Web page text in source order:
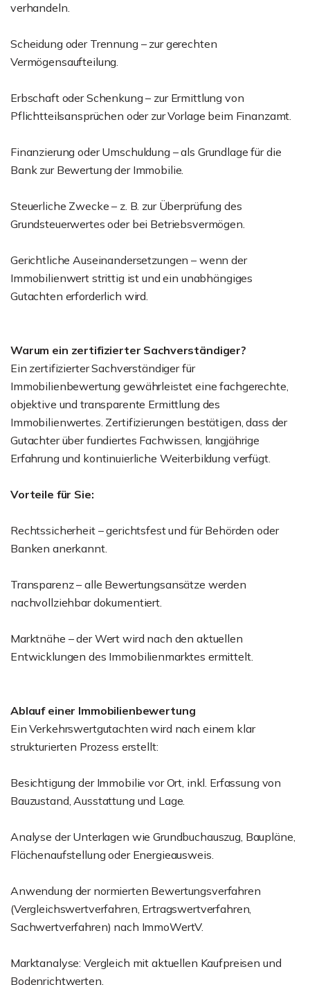
verhandeln.
Scheidung oder Trennung – zur gerechten
Vermögensaufteilung.
Erbschaft oder Schenkung – zur Ermittlung von
Pflichtteilsansprüchen oder zur Vorlage beim Finanzamt.
Finanzierung oder Umschuldung – als Grundlage für die
Bank zur Bewertung der Immobilie.
Steuerliche Zwecke – z. B. zur Überprüfung des
Grundsteuerwertes oder bei Betriebsvermögen.
Gerichtliche Auseinandersetzungen – wenn der
Immobilienwert strittig ist und ein unabhängiges
Gutachten erforderlich wird.
Warum ein zertifizierter Sachverständiger?
Ein zertifizierter Sachverständiger für
Immobilienbewertung gewährleistet eine fachgerechte,
objektive und transparente Ermittlung des
Immobilienwertes. Zertifizierungen bestätigen, dass der
Gutachter über fundiertes Fachwissen, langjährige
Erfahrung und kontinuierliche Weiterbildung verfügt.
Vorteile für Sie:
Rechtssicherheit – gerichtsfest und für Behörden oder
Banken anerkannt.
Transparenz – alle Bewertungsansätze werden
nachvollziehbar dokumentiert.
Marktnähe – der Wert wird nach den aktuellen
Entwicklungen des Immobilienmarktes ermittelt.
Ablauf einer Immobilienbewertung
Ein Verkehrswertgutachten wird nach einem klar
strukturierten Prozess erstellt:
Besichtigung der Immobilie vor Ort, inkl. Erfassung von
Bauzustand, Ausstattung und Lage.
Analyse der Unterlagen wie Grundbuchauszug, Baupläne,
Flächenaufstellung oder Energieausweis.
Anwendung der normierten Bewertungsverfahren
(Vergleichswertverfahren, Ertragswertverfahren,
Sachwertverfahren) nach ImmoWertV.
Marktanalyse: Vergleich mit aktuellen Kaufpreisen und
Bodenrichtwerten.